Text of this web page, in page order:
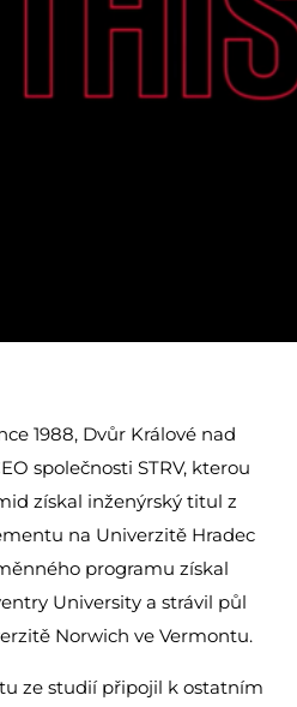
1988, Dvůr Králové nad
společnosti STRV, kterou
získal inženýrský titul z
na Univerzitě Hradec
programu získal
University a strávil půl
Norwich ve Vermontu.
ze studií připojil k ostatním